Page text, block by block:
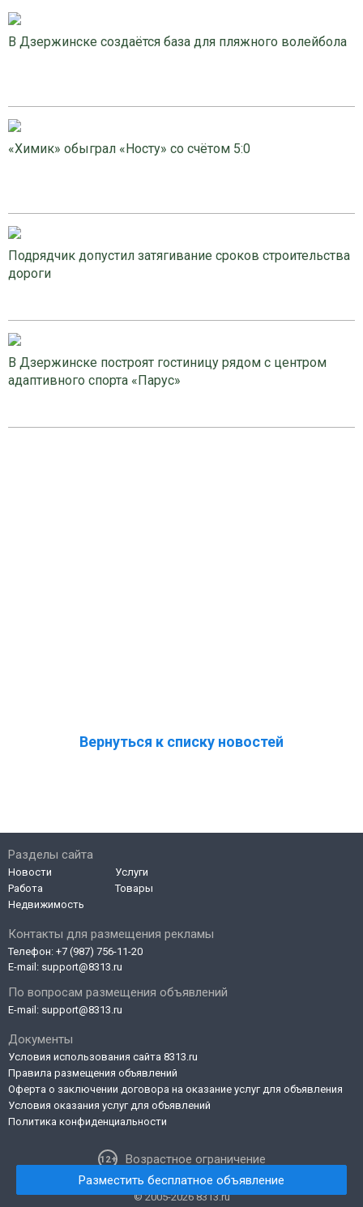
В Дзержинске создаётся база для пляжного волейбола
«Химик» обыграл «Носту» со счётом 5:0
Подрядчик допустил затягивание сроков строительства
дороги
В Дзержинске построят гостиницу рядом с центром
адаптивного спорта «Парус»
Вернуться к списку новостей
Контакты для размещения рекламы
Телефон: +7 (987) 756-11-20
E-mail: support@8313.ru
По вопросам размещения объявлений
E-mail: support@8313.ru
Документы
Условия использования сайта 8313.ru
Правила размещения объявлений
Оферта о заключении договора на оказание услуг для объявления
Условия оказания услуг для объявлений
Политика конфиденциальности
Возрастное ограничение
Разделы сайта
Новости
Работа
Недвижимость
Услуги
Товары
© 2005-2026 8313.ru
Разместить бесплатное объявление